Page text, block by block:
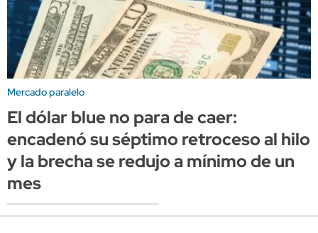
Mercado paralelo
El dólar blue no para de caer:
encadenó su séptimo retroceso al hilo
y la brecha se redujo a mínimo de un
mes